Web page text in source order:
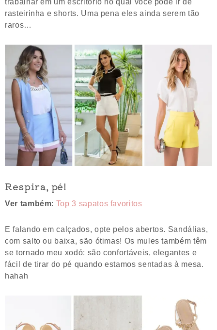
rasteirinha e shorts. Uma pena eles ainda serem tão
raros…
Respira, pé!
Ver também: Top 3 sapatos favoritos
E falando em calçados, opte pelos abertos. Sandálias,
com salto ou baixa, são ótimas! Os mules também têm
se tornado meu xodó: são confortáveis, elegantes e
fácil de tirar do pé quando estamos sentadas à mesa.
hahah